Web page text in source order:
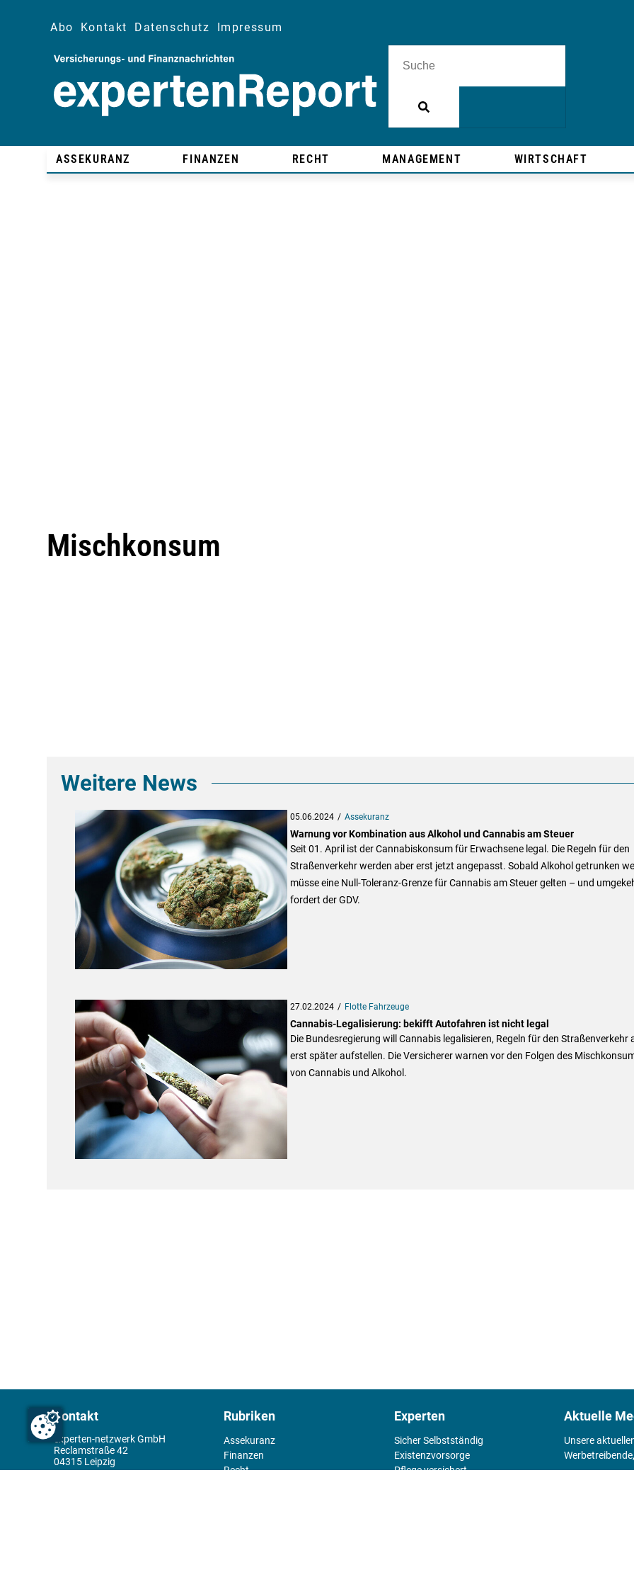
Abo Kontakt Datenschutz Impressum
ASSEKURANZ FINANZEN RECHT MANAGEMENT WIRTSCHAFT
Mischkonsum
Weitere News
05.06.2024 Assekuranz
Warnung vor Kombination aus Alkohol und Cannabis am Steuer
Seit 01. April ist der Cannabiskonsum für Erwachsene legal. Die Regeln für den
Straßenverkehr werden aber erst jetzt angepasst. Sobald Alkohol getrunken
müsse eine Null-Toleranz-Grenze für Cannabis am Steuer gelten – und
fordert der GDV.
27.02.2024 Flotte Fahrzeuge
Cannabis-Legalisierung: bekifft Autofahren ist nicht legal
Die Bundesregierung will Cannabis legalisieren, Regeln für den Straßenverkehr
erst später aufstellen. Die Versicherer warnen vor den Folgen des
von Cannabis und Alkohol.
Kontakt
experten-netzwerk GmbH
Reclamstraße 42
04315 Leipzig
Rubriken
Assekuranz
Finanzen
Recht
Experten
Sicher Selbstständig
Existenz­vorsorge
Pflege versichert
Aktuelle
Unsere